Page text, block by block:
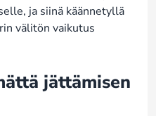
ja siinä käännetyllä
välitön vaikutus
jättämisen